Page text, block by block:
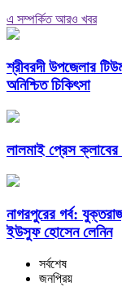
এ সম্পর্কিত আরও খবর
শ্রীবরদী উপজেলার
অনিশ্চিত চিকিৎসা
লালমাই প্রেস ক্লাবের
নাগরপুরের গর্ব:
ইউসুফ হোসেন লেনিন
সর্বশেষ
জনপ্রিয়